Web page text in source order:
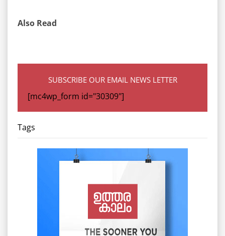
Also Read
SUBSCRIBE OUR EMAIL NEWS LETTER
[mc4wp_form id="30309"]
Tags